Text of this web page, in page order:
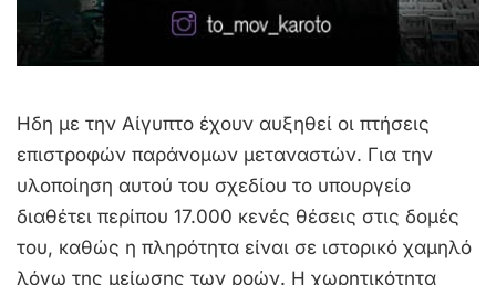
Ηδη με την Αίγυπτο έχουν αυξηθεί οι πτήσεις
επιστροφών παράνομων μεταναστών. Για την
υλοποίηση αυτού του σχεδίου το υπουργείο
διαθέτει περίπου 17.000 κενές θέσεις στις δομές
του, καθώς η πληρότητα είναι σε ιστορικό χαμηλό
λόγω της μείωσης των ροών. Η χωρητικότητα